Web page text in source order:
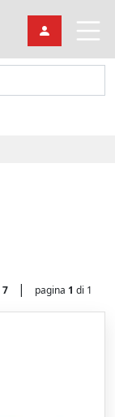
7 | pagina 1 di 1